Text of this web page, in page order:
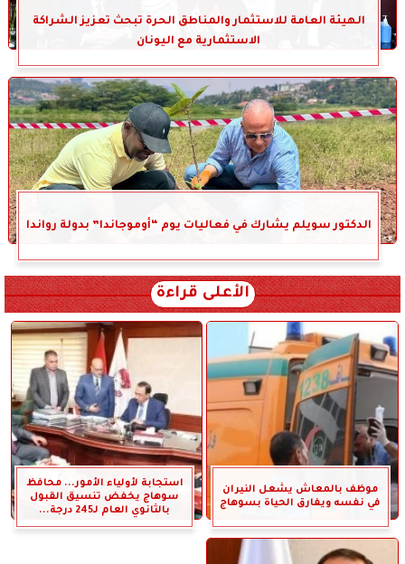
الهيئة العامة للاستثمار والمناطق الحرة تبحث تعزيز الشراكة
الاستثمارية مع اليونان
الدكتور سويلم يشارك في فعاليات يوم “أوموجاندا” بدولة رواندا
الأعلى قراءة
موظف بالمعاش يشعل النيران
في نفسه ويفارق الحياة بسوهاج
استجابة لأولياء الأمور... محافظ
سوهاج يخفض تنسيق القبول
بالثانوي العام لـ245 درجة...